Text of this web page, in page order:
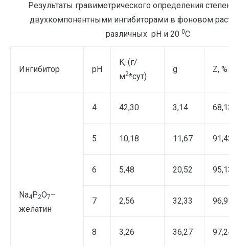
Результаты гравиметрического определения
двухкомпонентными ингибиторами в фоновом
различных рН и 20 0C
Ингибитор рН
K, (г/
м2*сут)
g Z, %
Na4P2O7–
желатин
4 42,30 3,14
5 10,18 11,67
6 5,48 20,52
7 2,56 32,33
8 3,26 36,27